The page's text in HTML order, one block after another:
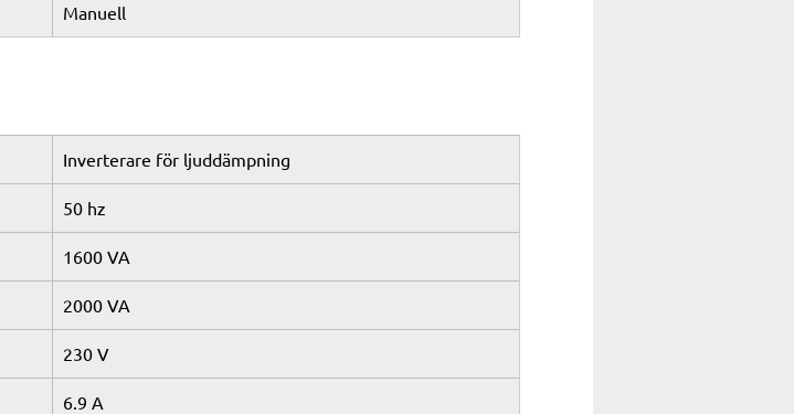
Manuell
Inverterare för ljuddämpning
50 hz
1600 VA
2000 VA
230 V
6.9 A